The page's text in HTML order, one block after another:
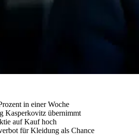
in einer Woche
Kasperkovitz übernimmt
auf Kauf hoch
für Kleidung als Chance